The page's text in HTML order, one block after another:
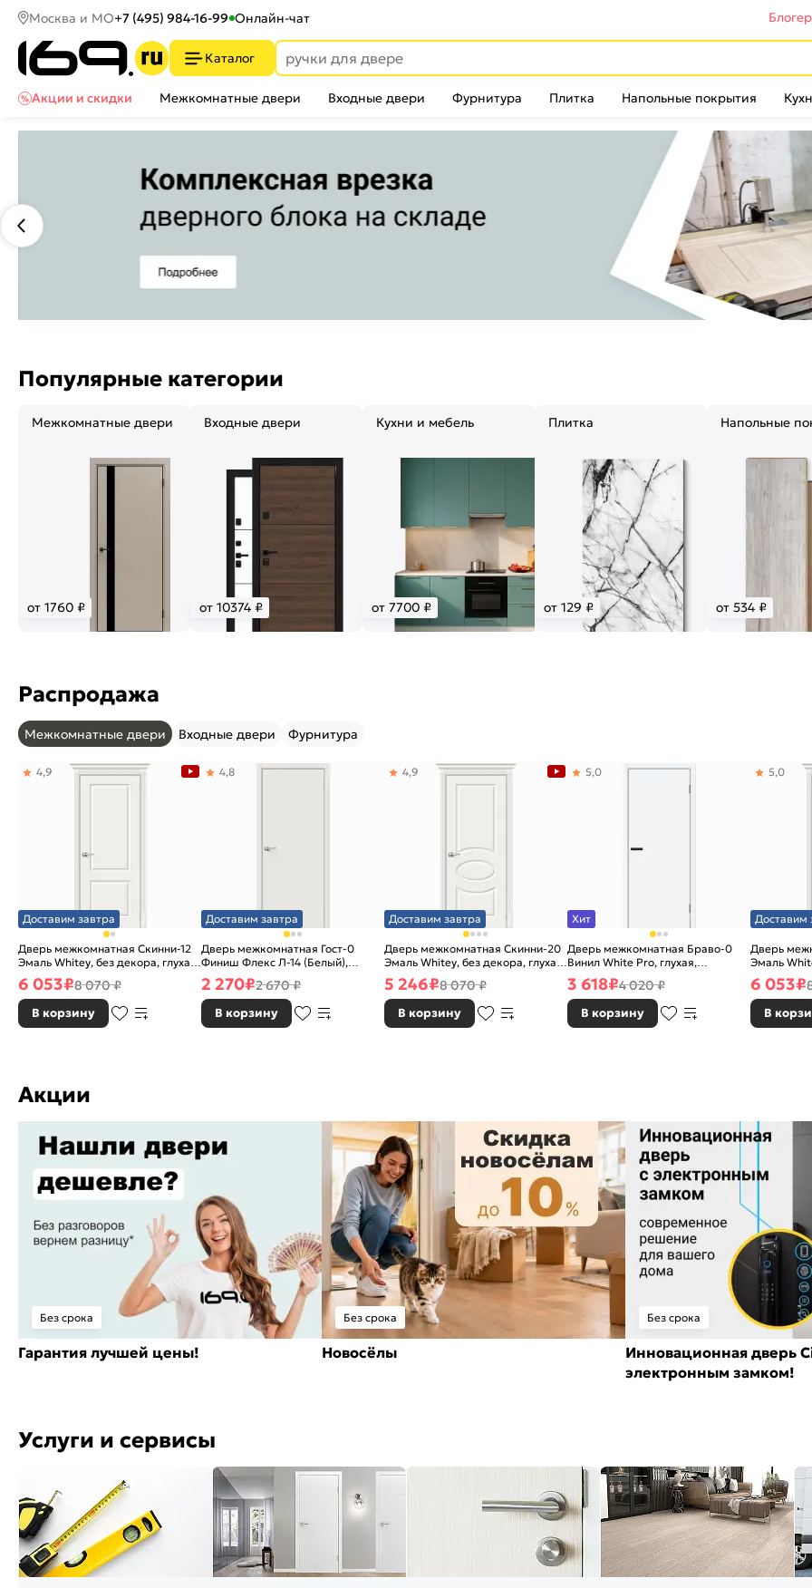
Москва и МО+7 (495) 984-16-99 Онлайн-чат
Каталог
Акции и скидки
Межкомнатные двери Входные двери Фурнитура Плитка Напольные покрытия
Популярные категории
Межкомнатные двери
от 1760 ₽
Входные двери
от 10374 ₽
Кухни и мебель
от 7700 ₽
Плитка
от 129 ₽
Напольные
от 534 ₽
Распродажа
Межкомнатные двери Входные двери Фурнитура
Доставим завтра
Дверь межкомнатная Скинни-12
Эмаль Whitey, без декора, глухая,
без стекла, без кромки, скиновая
4,9
6 053₽8 070 ₽
В корзину
Доставим завтра
Дверь межкомнатная Гост-0
Финиш Флекс Л-14 (Белый),
глухая, каркасно-щитовая
4,8
2 270₽2 670 ₽
В корзину
Доставим завтра
Дверь межкомнатная Скинни-20
Эмаль Whitey, без декора, глухая,
без стекла, без кромки, скиновая
4,9
5 246₽8 070 ₽
В корзину
Хит
Дверь межкомнатная Браво-0
Винил White Pro, глухая,
каркасно-щитовая
5,0
3 618₽4 020 ₽
В корзину
Доставим
Дверь
Эмаль
без
5,0
6 053₽
В
Акции
Без срока
Гарантия лучшей цены!
Без срока
Новосёлы
Без срока
Инновационная дверь
электронным замком!
Услуги и сервисы